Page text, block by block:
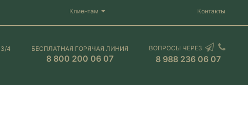
Клиентам Контакты
4 БЕСПЛАТНАЯ ГОРЯЧАЯ ЛИНИЯ
8 800 200 06 07
ВОПРОСЫ ЧЕРЕЗ
8 988 236 06 07